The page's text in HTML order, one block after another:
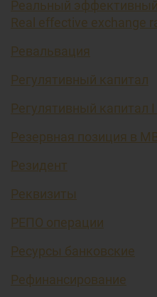
Реальный
Real effective exchange
Ревальвация
Регулятивный капитал
Регулятивный капитал I
Резервная позиция в
Резидент
Реквизиты
РЕПО операции
Ресурсы банковские
Рефинансирование